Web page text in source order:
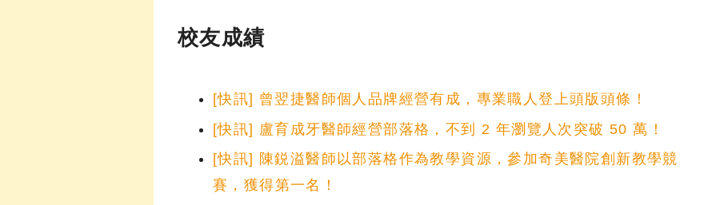
校友成績
[快訊] 曾翌捷醫師個人品牌經營有成，專業職人登上頭版頭條！
[快訊] 盧育成牙醫師經營部落格，不到 2 年瀏覽人次突破 50 萬！
[快訊] 陳鋭溢醫師以部落格作為教學資源，參加奇美醫院創新教學競
賽，獲得第一名！